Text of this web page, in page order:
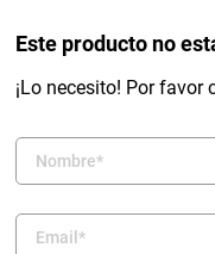
Este producto no
¡Lo necesito! Por
6.
bora
7.
citroen c4
amortiguador